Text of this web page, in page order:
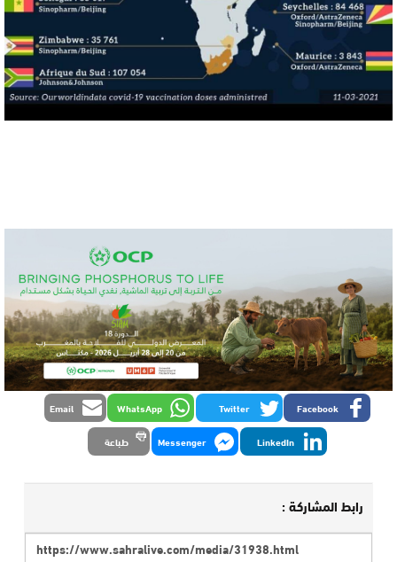
Facebook
Twitter
WhatsApp
Email
LinkedIn
Messenger طباعة
رابط المشاركة :